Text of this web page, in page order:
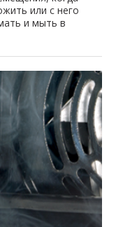
или с него
и мыть в